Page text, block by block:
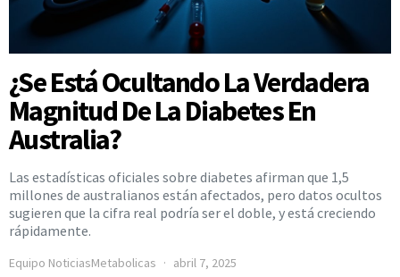
¿Se Está Ocultando La Verdadera
Magnitud De La Diabetes En
Australia?
Las estadísticas oficiales sobre diabetes afirman que 1,5
millones de australianos están afectados, pero datos ocultos
sugieren que la cifra real podría ser el doble, y está creciendo
rápidamente.
Equipo NoticiasMetabolicas abril 7, 2025